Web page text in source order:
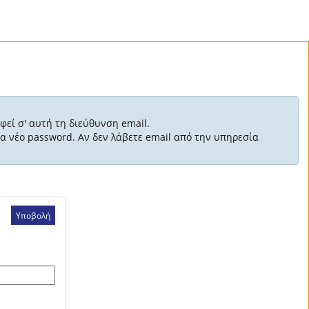
σ' αυτή τη διεύθυνση email.
νέο password. Αν δεν λάβετε email από την υπηρεσία
Υποβολή